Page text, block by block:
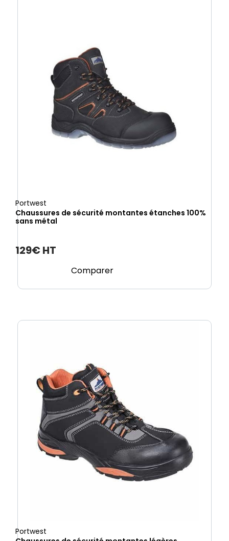
Portwest
Chaussures de sécurité montantes étanches 100%
sans métal
129€ HT
Comparer
Portwest